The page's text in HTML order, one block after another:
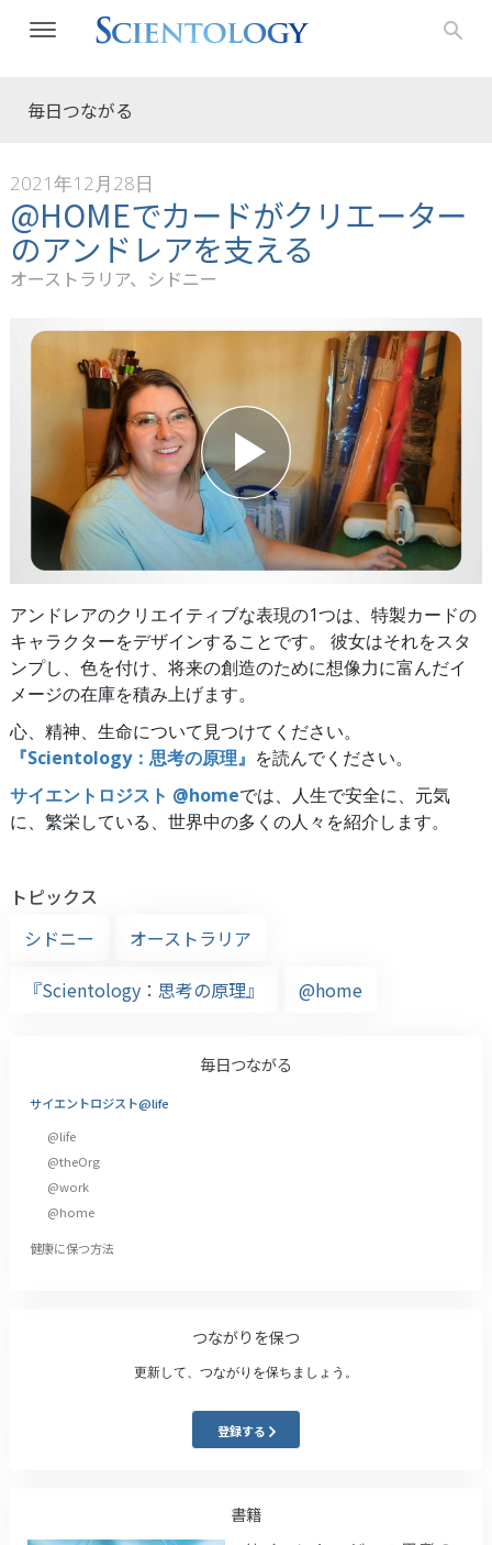
毎日つながる
2021年12月28日
@HOMEでカードがクリエーター
のアンドレアを支える
オーストラリア、シドニー
アンドレアのクリエイティブな表現の1つは、特製カードの
キャラクターをデザインすることです。 彼女はそれをスタ
ンプし、色を付け、将来の創造のために想像力に富んだイ
メージの在庫を積み上げます。
心、精神、生命について見つけてください。
『Scientology：思考の原理』 を読んでください。
サイエントロジスト @homeでは、人生で安全に、元気
に、繁栄している、世界中の多くの人々を紹介します。
トピックス
シドニー
オーストラリア
『Scientology：思考の原理』
@home
毎日つながる
サイエントロジスト@life
@life
@theOrg
@work
@home
健康に保つ方法
つながりを保つ
更新して、つながりを保ちましょう。
登録する
書籍